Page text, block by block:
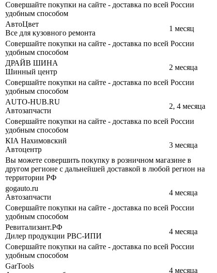
Совершайте покупки на сайте - доставка по всей России
удобным способом
АвтоЦвет
Все для кузовного ремонта
1 месяц
Совершайте покупки на сайте - доставка по всей России
удобным способом
ДРАЙВ ШИНА
Шинный центр
2 месяца
Совершайте покупки на сайте - доставка по всей России
удобным способом
AUTO-HUB.RU
Автозапчасти
2, 4 месяца
Совершайте покупки на сайте - доставка по всей России
удобным способом
КIА Нахимовский
Автоцентр
3 месяца
Вы можете совершить покупку в розничном магазине в
другом регионе с дальнейшей доставкой в любой регион на
территории РФ
gogauto.ru
Автозапчасти
4 месяца
Совершайте покупки на сайте - доставка по всей России
удобным способом
Ревитализант.РФ
Дилер продукции РВС-ИПИ
4 месяца
Совершайте покупки на сайте - доставка по всей России
удобным способом
GarTools
4 месяца